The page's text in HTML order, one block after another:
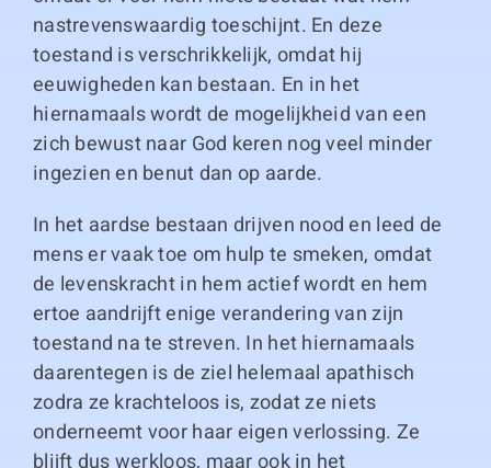
nastrevenswaardig toeschijnt. En deze
toestand is verschrikkelijk, omdat hij
eeuwigheden kan bestaan. En in het
hiernamaals wordt de mogelijkheid van een
zich bewust naar God keren nog veel minder
ingezien en benut dan op aarde.
In het aardse bestaan drijven nood en leed de
mens er vaak toe om hulp te smeken, omdat
de levenskracht in hem actief wordt en hem
ertoe aandrijft enige verandering van zijn
toestand na te streven. In het hiernamaals
daarentegen is de ziel helemaal apathisch
zodra ze krachteloos is, zodat ze niets
onderneemt voor haar eigen verlossing. Ze
blijft dus werkloos, maar ook in het